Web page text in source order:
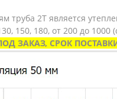
труба 2Т является
150, 180, от 200 до 1000
ЗАКАЗ, СРОК